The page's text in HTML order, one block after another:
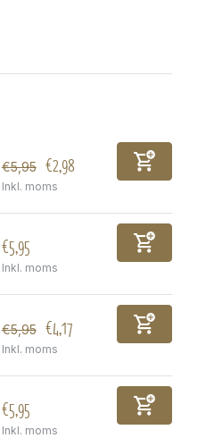
€5,95 €2,98
Inkl. moms
€5,95
Inkl. moms
€5,95 €4,17
Inkl. moms
€5,95
Inkl. moms